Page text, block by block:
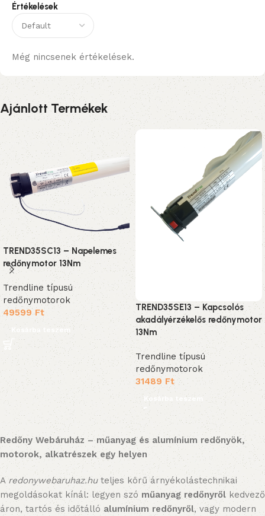
Értékelések
Még nincsenek értékelések.
Ajánlott Termékek
TREND35SC13 – Napelemes
redőnymotor 13Nm
Trendline típusú
redőnymotorok
49599Ft
Kosárba teszem
TREND35SE13 – Kapcsolós
akadályérzékelős redőnymotor
13Nm
Trendline típusú
redőnymotorok
31489 Ft
Kosárba teszem
Redőny Webáruház – műanyag és alumínium redőnyök,
motorok, alkatrészek egy helyen
A redonywebaruhaz.huteljes körű árnyékolástechnikai
megoldásokat kínál: legyen szó műanyag redőnyrőlkedvező
áron, tartós és időtálló alumínium redőnyről, vagy modern